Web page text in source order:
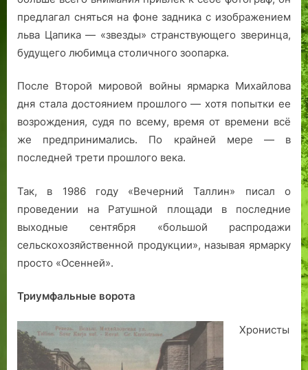
а
предлагал сняться на фоне задника c изображением
льва Цапика — «звезды» странствующего зверинца,
будущего любимца столичного зоопарка.
После Второй мировой войны ярмарка Михайлова
дня стала достоянием прошлого — хотя попытки ее
возрождения, судя по всему, время от времени всё
же предпринимались. По крайней мере — в
последней трети прошлого века.
Так, в 1986 году «Вечерний Таллин» писал о
проведении на Ратушной площади в последние
выходные сентября «большой распродажи
сельскохозяйственной продукции», называя ярмарку
просто «Осенней».
Триумфальные ворота
Хронисты